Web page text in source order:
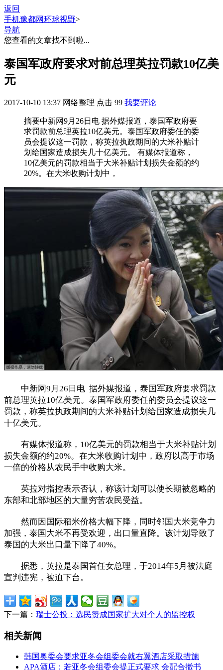
返回
手机豫都网环球视野>
导航
您查看的文章找不到啦...
泰国军政府要求对前总理英拉罚款10亿美
元
2017-10-10 13:37 网络整理 点击 99 我要评论
摘要中新网9月26日电 据外媒报道，泰国军政府要
求罚款前总理英拉10亿美元。泰国军政府委任的委
员会提议这一罚款，称英拉执政期间的大米补贴计
划给国家造成损失几十亿美元。 有媒体报道称，
10亿美元的罚款相当于大米补贴计划损失金额的约
20%。在大米收购计划中，
中新网9月26日电 据外媒报道，泰国军政府要求罚款
前总理英拉10亿美元。泰国军政府委任的委员会提议这一
罚款，称英拉执政期间的大米补贴计划给国家造成损失几
十亿美元。
有媒体报道称，10亿美元的罚款相当于大米补贴计划
损失金额的约20%。在大米收购计划中，政府以高于市场
一倍的价格从农民手中收购大米。
英拉对指控表示否认，称该计划可以使长期被忽略的
东部和北部地区的大量穷苦农民受益。
然而因国际稻米价格大幅下降，同时邻国大米竞争力
加强，泰国大米不再受欢迎，出口量直降。该计划导致了
泰国的大米出口量下降了40%。
据悉，英拉是泰国首任女总理，于2014年5月被法庭
宣判违宪，被迫下台。
下一篇： 瑞士公投：选民赞成国家扩大对个人的监控权
相关新闻
韩国奥委会要求亚冬会组委会就右翼酒店采取措施
APA酒店：若亚冬会组委会提正式要求 会配合撤书